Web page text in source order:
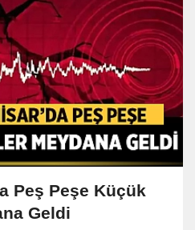
Peş Peşe Küçük
Geldi